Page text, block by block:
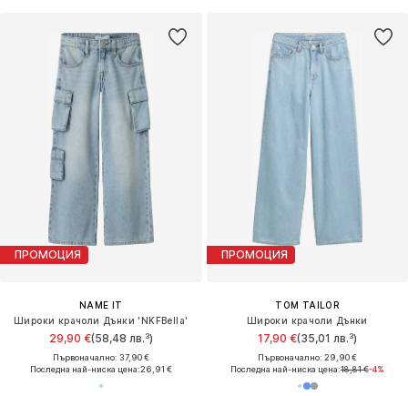
ПРОМОЦИЯ
NAME IT
Широки крачоли Дънки 'NKFBella'
29,90 €(58,48 лв.³)
Първоначално: 37,90 €
Последна най-ниска цена:26,91 €
ПРОМОЦИЯ
TOM TAILOR
Широки крачоли Дънки
17,90 €(35,01 лв.³)
Първоначално: 29,90 €
Последна най-ниска цена:18,81 €-4%